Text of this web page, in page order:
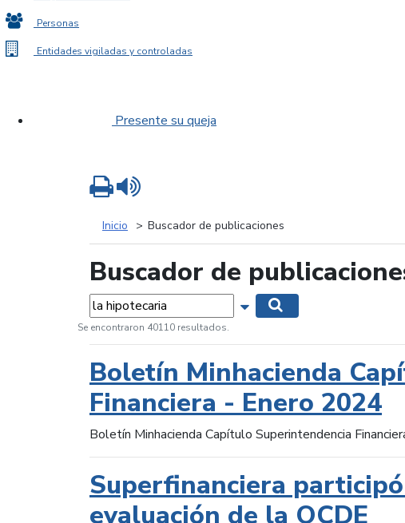
Personas
Entidades vigiladas y controladas
Presente su queja
Inicio Buscador de publicaciones
Buscador de
Palabras... Mostrar opciones de
Se encontraron 40110 resultados.
Boletín Minhacienda
Financiera - Enero 2024
Boletín Minhacienda Capítulo Superintendencia
Superfinanciera
evaluación de la OCDE
Imprimir